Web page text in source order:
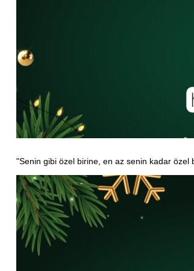
"Senin gibi özel birine, en az senin kadar özel